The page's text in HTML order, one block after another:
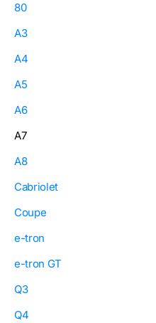
80
A3
A4
A5
A6
A7
A8
Cabriolet
Coupe
e-tron
e-tron GT
Q3
Q4